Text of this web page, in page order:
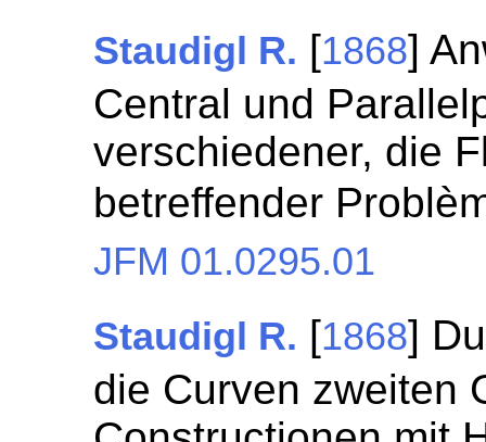
Staudigl R. [1868]
Central und
verschiedener, die
betreffender
JFM 01.0295.01
Staudigl R. [1868]
die Curven zweiten